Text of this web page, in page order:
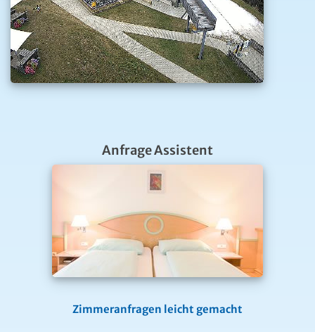
Anfrage Assistent
Zimmeranfragen leicht gemacht